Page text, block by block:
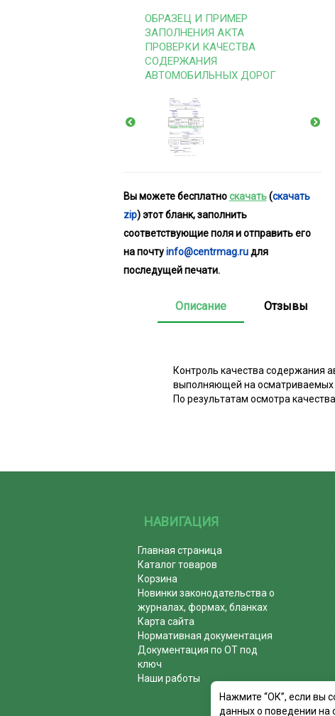
ОБРАЗЕЦ И ПРИМЕР
ЗАПОЛНЕНИЯ АКТА
ПРОВЕРКИ КАЧЕСТВА
СОДЕРЖАНИЯ
АВТОМОБИЛЬНЫХ ДОРОГ
Вы можете бесплатноскачать(скачать
zip) этот бланк, заполнить
соответствующие поля и отправить его
на почтуinfo@centrmag.ruдля
последущей печати.
Описание Отзывы
Контроль качества содержания
выполняющей на осматриваемых
По результатам осмотра
НАВИГАЦИЯ
Главная страница
Каталог товаров
Корзина
Новинки законодательства о
журналах, формах, бланках
Карта сайта
Нормативная документация
Документация по ОТ под
ключ
Наши работы
Нажмите “ОК”, если вы
данных о поведении на